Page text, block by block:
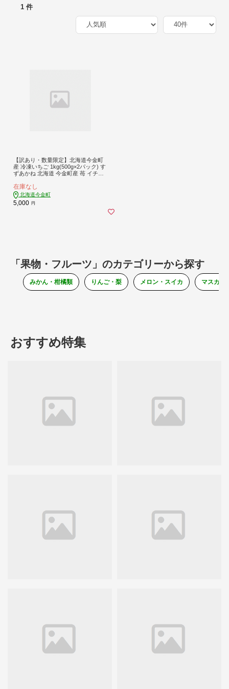
1 件
【訳あり・数量限定】北海道今金町
産 冷凍いちご 1kg(500g×2パック) す
ずあかね 北海道 今金町産 苺 イチゴ
つ ビタミン 小分け パック F21X-327
在庫なし
北海道今金町
5,000 円
「果物・フルーツ」のカテゴリーから探す
みかん・柑橘類 りんご・梨 メロン・スイカ マスカッ
おすすめ特集